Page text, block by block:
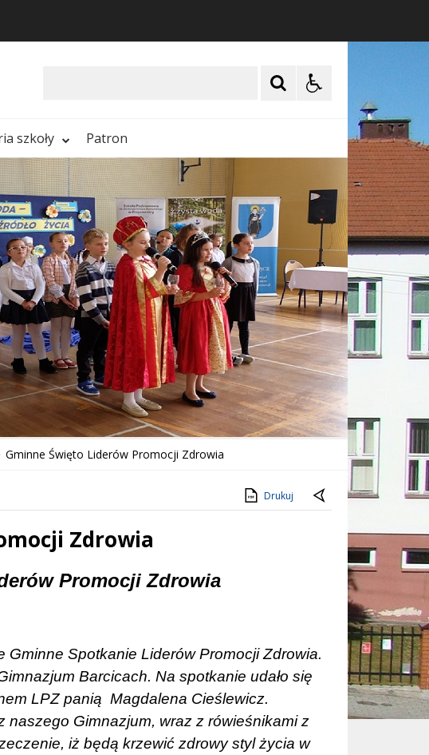
szkoły Patron
Gminne Święto Liderów Promocji Zdrowia
Drukuj
Zdrowia
Promocji Zdrowia
Gminne Spotkanie Liderów Promocji Zdrowia.
Barcicach. Na spotkanie udało się
LPZ panią Magdalena Cieślewicz.
naszego Gimnazjum, wraz z rówieśnikami z
iż będą krzewić zdrowy styl życia w